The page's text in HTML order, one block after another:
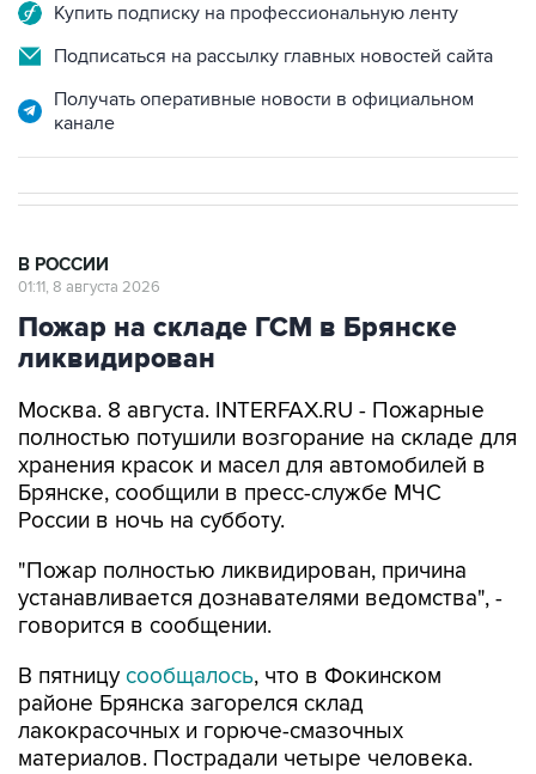
Купить подписку на профессиональную ленту
Подписаться на рассылку главных новостей сайта
Получать оперативные новости в официальном
канале
В РОССИИ
01:11, 8 августа 2026
Пожар на складе ГСМ в Брянске
ликвидирован
Москва. 8 августа. INTERFAX.RU - Пожарные
полностью потушили возгорание на складе для
хранения красок и масел для автомобилей в
Брянске, сообщили в пресс-службе МЧС
России в ночь на субботу.
"Пожар полностью ликвидирован, причина
устанавливается дознавателями ведомства", -
говорится в сообщении.
В пятницу сообщалось, что в Фокинском
районе Брянска загорелся склад
лакокрасочных и горюче-смазочных
материалов. Пострадали четыре человека.